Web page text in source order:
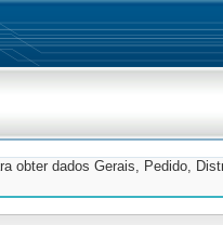
obter dados Gerais, Pedido,